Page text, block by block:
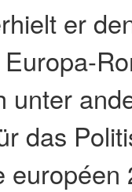
er
unter
das
européen